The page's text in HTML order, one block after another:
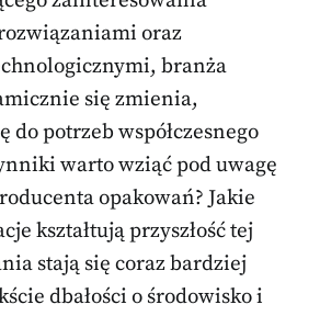
oraz
branża
się zmienia,
do potrzeb współczesnego
warto wziąć pod uwagę
opakowań? Jakie
kształtują przyszłość tej
stają się coraz bardziej
dbałości o środowisko i